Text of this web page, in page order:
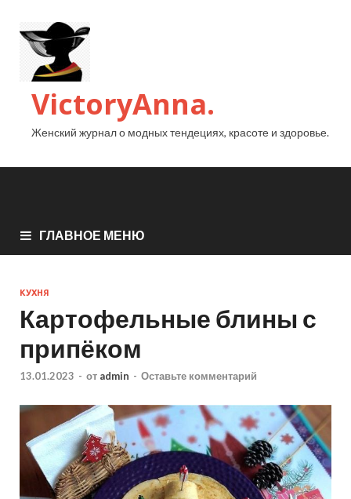
VictoryAnna.
Женский журнал о модных тендециях, красоте и здоровье.
ГЛАВНОЕ МЕНЮ
КУХНЯ
Картофельные блины с
припёком
13.01.2023 - от admin - Оставьте комментарий